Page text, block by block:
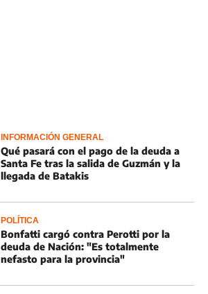
INFORMACIÓN GENERAL
Qué pasará con el pago de la deuda a
Santa Fe tras la salida de Guzmán y la
llegada de Batakis
POLÍTICA
Bonfatti cargó contra Perotti por la
deuda de Nación: "Es totalmente
nefasto para la provincia"